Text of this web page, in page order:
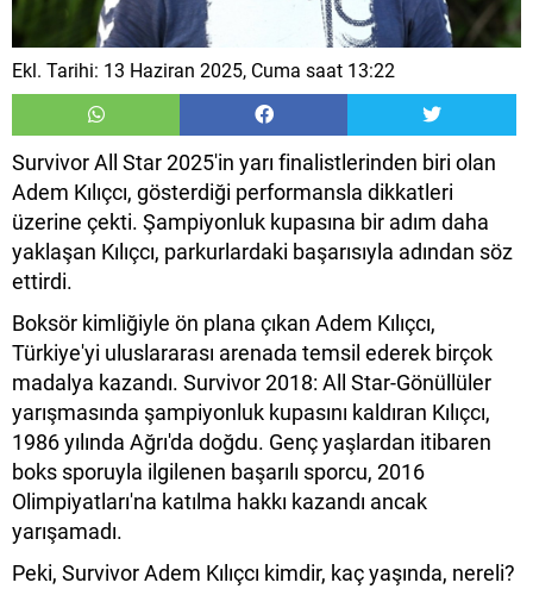
Ekl. Tarihi: 13 Haziran 2025, Cuma saat 13:22
Survivor All Star 2025'in yarı finalistlerinden biri olan
Adem Kılıçcı, gösterdiği performansla dikkatleri
üzerine çekti. Şampiyonluk kupasına bir adım daha
yaklaşan Kılıçcı, parkurlardaki başarısıyla adından söz
ettirdi.
Boksör kimliğiyle ön plana çıkan Adem Kılıçcı,
Türkiye'yi uluslararası arenada temsil ederek birçok
madalya kazandı. Survivor 2018: All Star-Gönüllüler
yarışmasında şampiyonluk kupasını kaldıran Kılıçcı,
1986 yılında Ağrı'da doğdu. Genç yaşlardan itibaren
boks sporuyla ilgilenen başarılı sporcu, 2016
Olimpiyatları'na katılma hakkı kazandı ancak
yarışamadı.
Peki, Survivor Adem Kılıçcı kimdir, kaç yaşında, nereli?